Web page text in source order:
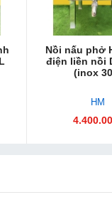
Nồi nấu phở
điện liền nồi
(inox
HM